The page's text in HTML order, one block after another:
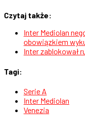
Czytaj także:
Inter Mediolan
obowiązkiem
Inter zablokował
Tagi:
Serie A
Inter Mediolan
Venezia